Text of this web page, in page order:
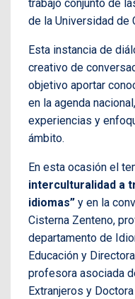
trabajo conjunto de
de la Universidad de
Esta instancia de
creativo de
objetivo aportar
en la agenda
experiencias y
ámbito.
En esta ocasión el
interculturalidad a
idiomas” y en la
Cisterna Zenteno,
departamento de
Educación y
profesora asociada
Extranjeros y